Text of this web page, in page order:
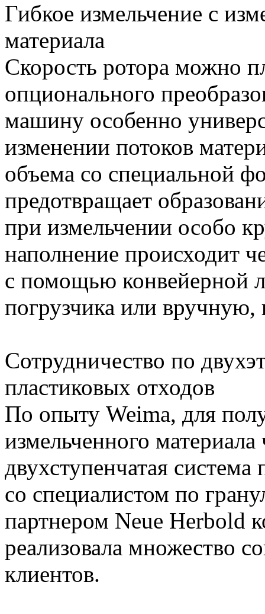
Гибкое измельчение с
материала
Скорость ротора можно
опционального
машину особенно
изменении потоков
объема со специальной
предотвращает
при измельчении особо
наполнение происходит
с помощью конвейерной
погрузчика или вручную,
Сотрудничество по
пластиковых отходов
По опыту Weima, для
измельченного материала
двухступенчатая
со специалистом по
партнером Neue Herbold
реализовала множество
клиентов.